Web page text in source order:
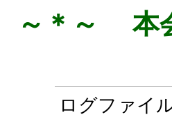
～＊～ 本
ログファイ